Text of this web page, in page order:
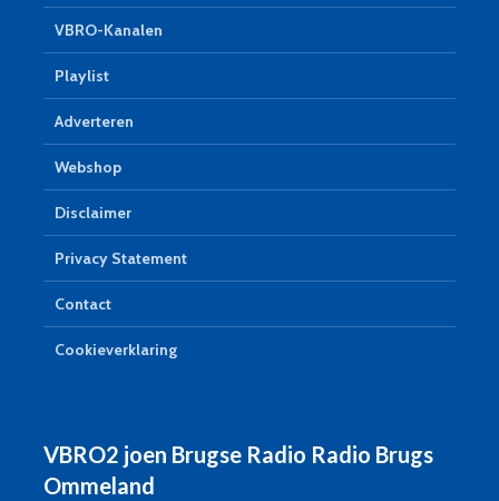
VBRO-Kanalen
Playlist
Adverteren
Webshop
Disclaimer
Privacy Statement
Contact
Cookieverklaring
VBRO2 joen Brugse Radio Radio Brugs
Ommeland